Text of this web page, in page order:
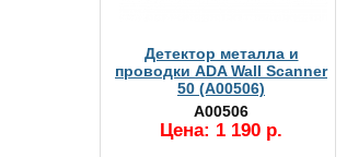
Детектор металла и
проводки ADA Wall Scanner
50 (А00506)
А00506
Цена: 1 190 р.